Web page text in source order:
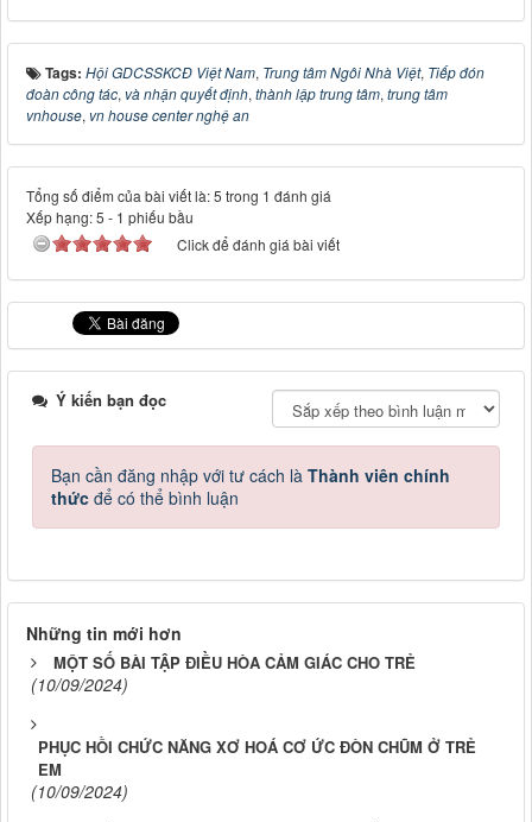
Tags: Hội GDCSSKCĐ Việt Nam, Trung tâm Ngôi Nhà Việt, Tiếp đón
đoàn công tác, và nhận quyết định, thành lập trung tâm, trung tâm
vnhouse, vn house center nghệ an
Tổng số điểm của bài viết là: 5 trong 1 đánh giá
Xếp hạng:5 - 1 phiếu bầu
Click để đánh giá bài viết
Ý kiến bạn đọc
Bạn cần đăng nhập với tư cách là Thành viên chính
thức để có thể bình luận
Những tin mới hơn
MỘT SỐ BÀI TẬP ĐIỀU HÒA CẢM GIÁC CHO TRẺ
(10/09/2024)
PHỤC HỒI CHỨC NĂNG XƠ HOÁ CƠ ỨC ĐÒN CHŨM Ở TRẺ
EM
(10/09/2024)